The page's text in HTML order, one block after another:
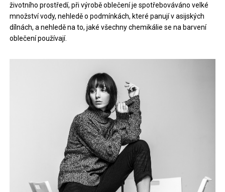
životního prostředí, při výrobě oblečení je spotřebováváno velké
množství vody, nehledě o podmínkách, které panují v asijských
dílnách, a nehledě na to, jaké všechny chemikálie se na barvení
oblečení používají.